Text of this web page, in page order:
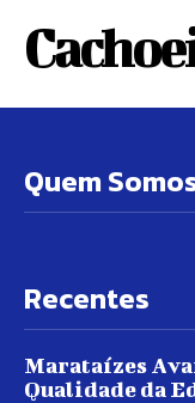
Quem
Recentes
Marataízes
Qualidade da